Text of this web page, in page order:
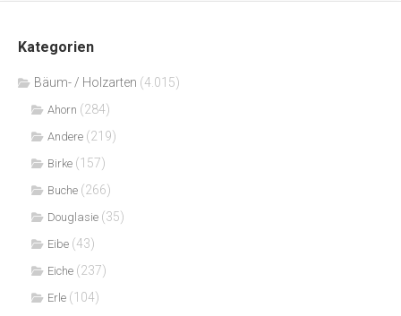
Kategorien
Bäum- / Holzarten (4.015)
Ahorn (284)
Andere (219)
Birke (157)
Buche (266)
Douglasie (35)
Eibe (43)
Eiche (237)
Erle (104)